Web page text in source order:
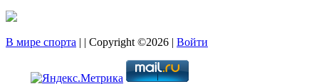
В мире спорта | | Copyright ©2026 | Войти